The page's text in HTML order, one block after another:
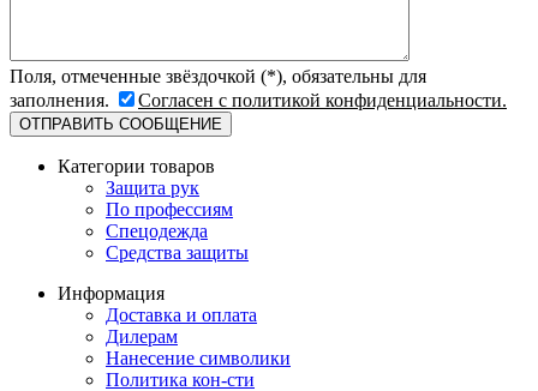
Поля, отмеченные звёздочкой (*), обязательны для
заполнения.
Согласен с политикой конфиденциальности.
Категории товаров
Защита рук
По профессиям
Спецодежда
Средства защиты
Информация
Доставка и оплата
Дилерам
Нанесение символики
Политика кон-сти